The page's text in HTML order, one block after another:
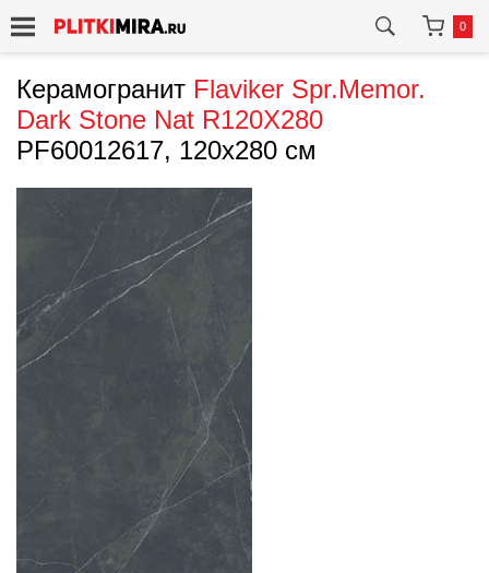
0
Керамогранит Flaviker Spr.Memor.
Dark Stone Nat R120X280
PF60012617, 120x280 см